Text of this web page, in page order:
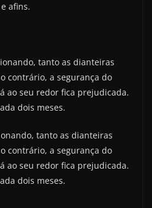
afins.
tanto as dianteiras
contrário, a segurança do
ao seu redor fica prejudicada.
dois meses.
tanto as dianteiras
contrário, a segurança do
ao seu redor fica prejudicada.
dois meses.